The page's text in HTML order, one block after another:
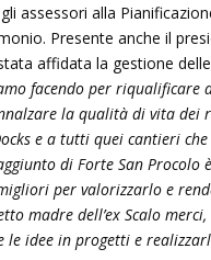
assessori alla
Presente anche il
affidata la gestione
facendo per riqualificare
la qualità di vita dei
e a tutti quei cantieri
di Forte San Procolo
per valorizzarlo e
madre dell’ex Scalo merci,
le idee in progetti e